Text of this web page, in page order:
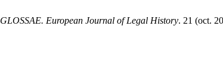
GLOSSAE. European Journal of Legal History. 21 (oct.